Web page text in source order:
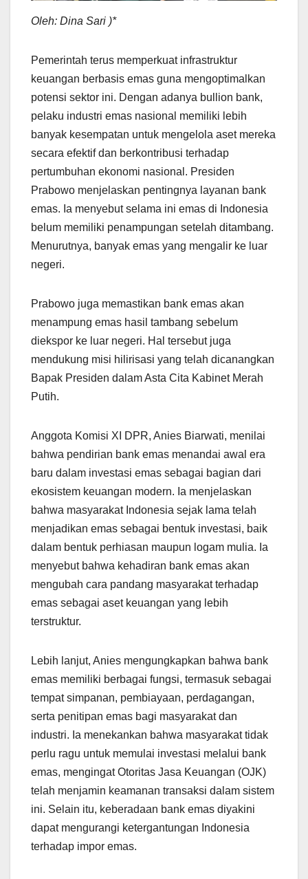
Oleh: Dina Sari )*
Pemerintah terus memperkuat infrastruktur
keuangan berbasis emas guna mengoptimalkan
potensi sektor ini. Dengan adanya bullion bank,
pelaku industri emas nasional memiliki lebih
banyak kesempatan untuk mengelola aset mereka
secara efektif dan berkontribusi terhadap
pertumbuhan ekonomi nasional. Presiden
Prabowo menjelaskan pentingnya layanan bank
emas. Ia menyebut selama ini emas di Indonesia
belum memiliki penampungan setelah ditambang.
Menurutnya, banyak emas yang mengalir ke luar
negeri.
Prabowo juga memastikan bank emas akan
menampung emas hasil tambang sebelum
diekspor ke luar negeri. Hal tersebut juga
mendukung misi hilirisasi yang telah dicanangkan
Bapak Presiden dalam Asta Cita Kabinet Merah
Putih.
Anggota Komisi XI DPR, Anies Biarwati, menilai
bahwa pendirian bank emas menandai awal era
baru dalam investasi emas sebagai bagian dari
ekosistem keuangan modern. Ia menjelaskan
bahwa masyarakat Indonesia sejak lama telah
menjadikan emas sebagai bentuk investasi, baik
dalam bentuk perhiasan maupun logam mulia. Ia
menyebut bahwa kehadiran bank emas akan
mengubah cara pandang masyarakat terhadap
emas sebagai aset keuangan yang lebih
terstruktur.
Lebih lanjut, Anies mengungkapkan bahwa bank
emas memiliki berbagai fungsi, termasuk sebagai
tempat simpanan, pembiayaan, perdagangan,
serta penitipan emas bagi masyarakat dan
industri. Ia menekankan bahwa masyarakat tidak
perlu ragu untuk memulai investasi melalui bank
emas, mengingat Otoritas Jasa Keuangan (OJK)
telah menjamin keamanan transaksi dalam sistem
ini. Selain itu, keberadaan bank emas diyakini
dapat mengurangi ketergantungan Indonesia
terhadap impor emas.